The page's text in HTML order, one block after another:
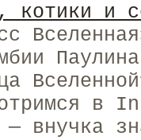
котики и
— внучка